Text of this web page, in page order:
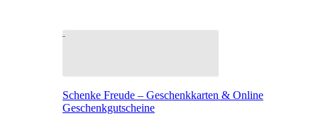
Schenke Freude – Geschenkkarten & Online
Geschenkgutscheine